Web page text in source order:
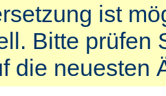
ist
Bitte prüfen
die neuesten